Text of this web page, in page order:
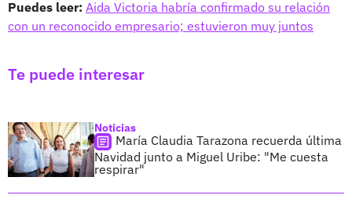
Puedes leer: Aida Victoria habría confirmado su relación
con un reconocido empresario; estuvieron muy juntos
Te puede interesar
Noticias
María Claudia Tarazona recuerda última
Navidad junto a Miguel Uribe: "Me cuesta
respirar"